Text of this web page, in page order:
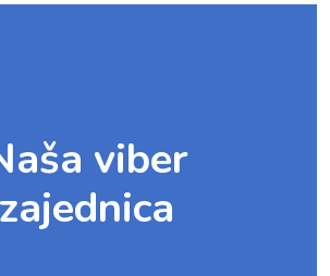
viber
zajednica